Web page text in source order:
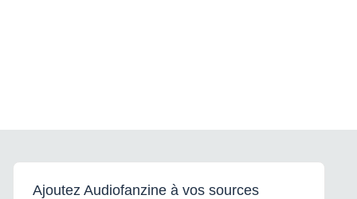
Ajoutez Audiofanzine à vos sources